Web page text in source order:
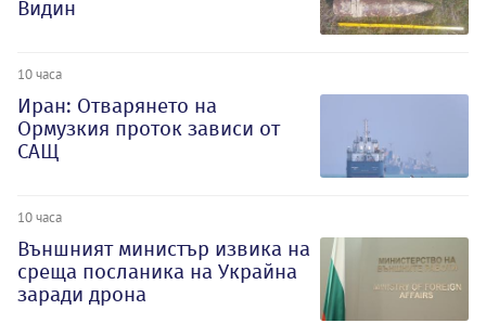
Видин
10 часа
Иран: Отварянето на
Ормузкия проток зависи от
САЩ
10 часа
Външният министър извика на
среща посланика на Украйна
заради дрона